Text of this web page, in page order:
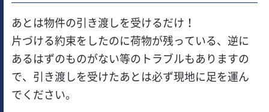
あとは物件の引き渡しを受けるだけ！
片づける約束をしたのに荷物が残っている、逆に
あるはずのものがない等のトラブルもありますの
で、引き渡しを受けたあとは必ず現地に足を運ん
でください。